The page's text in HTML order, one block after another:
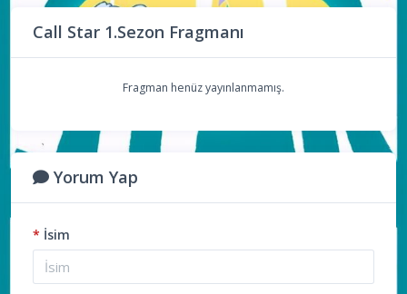
Call Star 1.Sezon Fragmanı
Fragman henüz yayınlanmamış.
Yorum Yap
* İsim